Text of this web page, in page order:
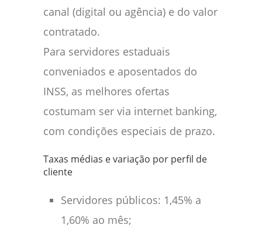
canal (digital ou agência) e do valor
contratado.
Para servidores estaduais
conveniados e aposentados do
INSS, as melhores ofertas
costumam ser via internet banking,
com condições especiais de prazo.
Taxas médias e variação por perfil de
cliente
Servidores públicos: 1,45% a
1,60% ao mês;